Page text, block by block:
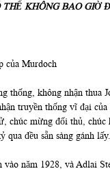
KHÔNG BAO GIỜ
của Murdoch
thống, không nhận
truyền thống vĩ đại
chúc mừng đối thủ,
đều sẵn sàng gánh
năm 1928, và Adlai